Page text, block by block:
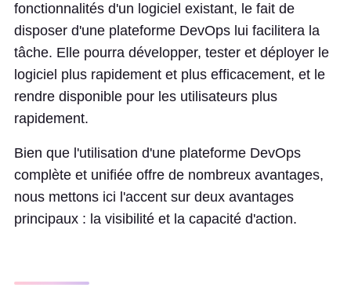
fonctionnalités d'un logiciel existant, le fait de
disposer d'une plateforme DevOps lui facilitera la
tâche. Elle pourra développer, tester et déployer le
logiciel plus rapidement et plus efficacement, et le
rendre disponible pour les utilisateurs plus
rapidement.
Bien que l'utilisation d'une plateforme DevOps
complète et unifiée offre de nombreux avantages,
nous mettons ici l'accent sur deux avantages
principaux : la visibilité et la capacité d'action.